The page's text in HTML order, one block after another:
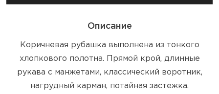
Описание
Коричневая рубашка выполнена из тонкого
хлопкового полотна. Прямой крой, длинные
рукава с манжетами, классический воротник,
нагрудный карман, потайная застежка.